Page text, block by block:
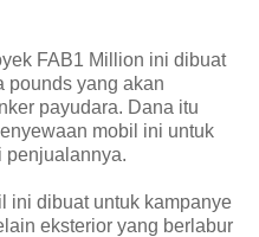
FAB1 Million ini dibuat
pounds yang akan
payudara. Dana itu
mobil ini untuk
penjualannya.
ini dibuat untuk kampanye
eksterior yang berlabur